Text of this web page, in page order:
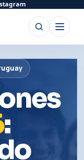
BuscarAbrir
menú
: